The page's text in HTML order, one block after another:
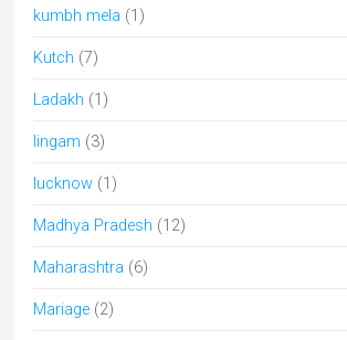
kumbh mela (1)
Kutch (7)
Ladakh (1)
lingam (3)
lucknow (1)
Madhya Pradesh (12)
Maharashtra (6)
Mariage (2)